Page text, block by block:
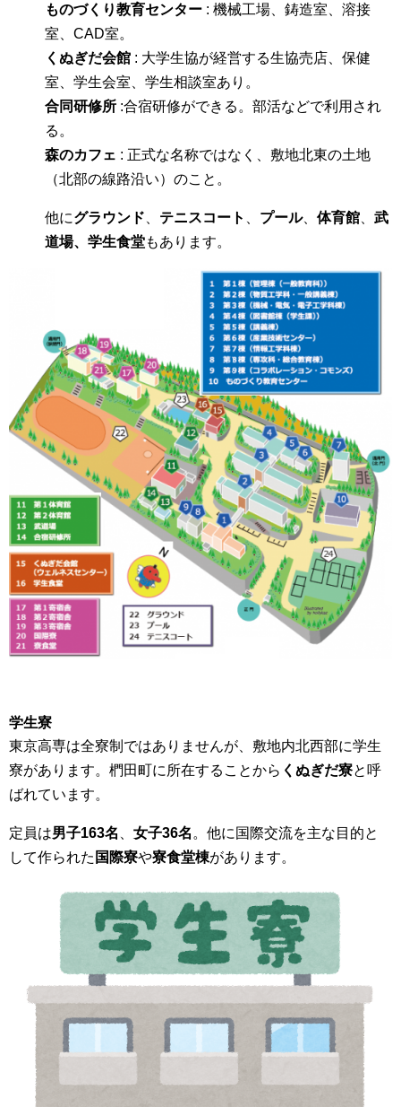
ものづくり教育センター : 機械工場、鋳造室、溶接
室、CAD室。
くぬぎだ会館 : 大学生協が経営する生協売店、保健
室、学生会室、学生相談室あり。
合同研修所 :合宿研修ができる。部活などで利用され
る。
森のカフェ : 正式な名称ではなく、敷地北東の土地
（北部の線路沿い）のこと。
他にグラウンド テニスコート プール、 体育館
武
道場、学生食堂もあります。
学生寮
東京高専は全寮制ではありませんが、敷地内北西部に学生
寮があります。椚田町に所在することから くぬぎだ寮と呼
ばれています。
定員は男子163名 女子36名 。他に国際交流を主な目的と
して作られた 国際寮や寮食堂棟があります。